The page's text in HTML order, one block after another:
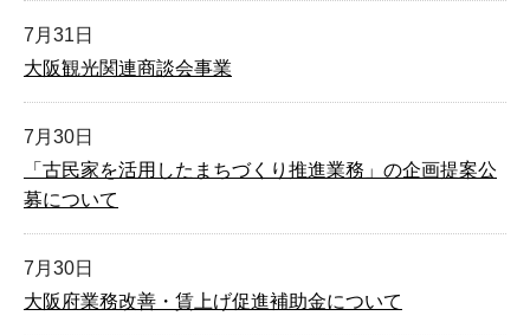
7月31日
大阪観光関連商談会事業
7月30日
「古民家を活用したまちづくり推進業務」の企画提案公
募について
7月30日
大阪府業務改善・賃上げ促進補助金について